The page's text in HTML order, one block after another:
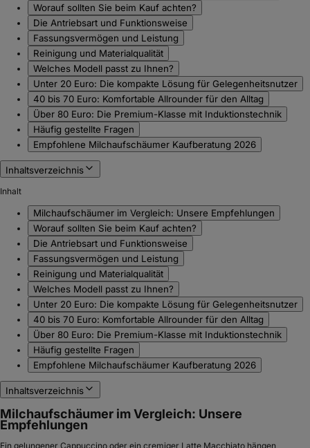
Worauf sollten Sie beim Kauf achten?
Die Antriebsart und Funktionsweise
Fassungsvermögen und Leistung
Reinigung und Materialqualität
Welches Modell passt zu Ihnen?
Unter 20 Euro: Die kompakte Lösung für Gelegenheitsnutzer
40 bis 70 Euro: Komfortable Allrounder für den Alltag
Über 80 Euro: Die Premium-Klasse mit Induktionstechnik
Häufig gestellte Fragen
Empfohlene Milchaufschäumer Kaufberatung 2026
Inhaltsverzeichnis
Inhalt
Milchaufschäumer im Vergleich: Unsere Empfehlungen
Worauf sollten Sie beim Kauf achten?
Die Antriebsart und Funktionsweise
Fassungsvermögen und Leistung
Reinigung und Materialqualität
Welches Modell passt zu Ihnen?
Unter 20 Euro: Die kompakte Lösung für Gelegenheitsnutzer
40 bis 70 Euro: Komfortable Allrounder für den Alltag
Über 80 Euro: Die Premium-Klasse mit Induktionstechnik
Häufig gestellte Fragen
Empfohlene Milchaufschäumer Kaufberatung 2026
Inhaltsverzeichnis
Milchaufschäumer im Vergleich: Unsere
Empfehlungen
Ein gelungener Cappuccino oder ein cremiger Latte Macchiato hängen